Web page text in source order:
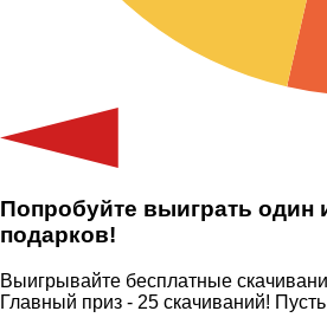
Попробуйте выиграть один
подарков!
Выигрывайте бесплатные
Главный приз - 25 скачиваний!